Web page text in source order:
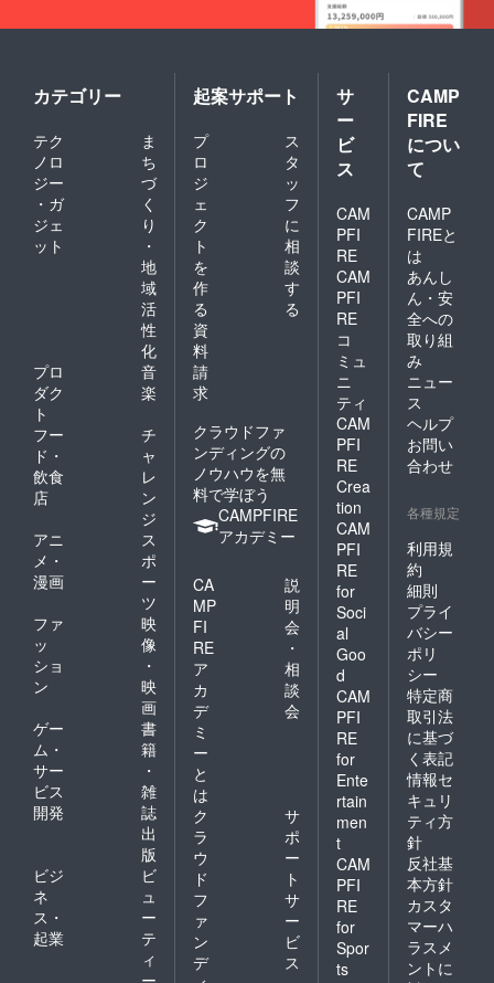
ホスト
ション
によっ
て、動
作条件
が異な
る場合
があり
レスに
す。 ・
CDブッ
クレッ
ト、及
び特別
サイト
にロゴ
ワコン
ピ3の
CD（8
曲入り
予定）
・ワコ
ンピ3の
ダウン
ロード
カード
（8曲入
り予
定） ・
レアト
ラック
R（3曲
定） ・
待ち受
け画像
・活動
報告ブ
ログ招
カテゴリー
テク
ノロ
ジー
・ガ
ジェ
ット
ま
ち
づ
く
り
・
地
域
活
性
化
プロ
ダク
ト
音
楽
フー
ド・
飲食
店
チ
ャ
レ
ン
ジ
アニ
メ・
漫画
ス
ポ
ー
ツ
ファ
ッ
ショ
ン
映
像
・
映
画
ゲー
ム・
サー
ビス
開発
書
籍
・
雑
誌
出
版
ビジ
ネ
ス・
起業
ビ
ュ
ー
テ
ィ
起案サポート
プ
ロ
ジ
ェ
ク
ト
を
作
る
ス
タ
ッ
フ
に
相
談
す
る
資
料
請
求
クラウドファ
ンディングの
ノウハウを無
料で学ぼう
CAMPFIRE
アカデミー
CA
MP
FI
RE
ア
カ
デ
ミ
ー
と
は
説
明
会
・
相
談
会
ク
ラ
ウ
ド
フ
ァ
ン
デ
サ
ポ
ー
ト
サ
ー
ビ
ス
サ
ー
ビ
ス
CAM
PFI
RE
CAM
PFI
RE
コ
ミュ
ニ
ティ
CAM
PFI
RE
Crea
tion
CAM
PFI
RE
for
Soci
al
Goo
d
CAM
PFI
RE
for
Ente
rtain
men
t
CAM
PFI
RE
for
Spor
ts
CAMP
FIRE
につい
て
CAMP
FIREと
は
あんし
ん・安
全への
取り組
み
ニュー
ス
ヘルプ
お問い
合わせ
各種規定
利用規
約
細則
プライ
バシー
ポリ
シー
特定商
取引法
に基づ
く表記
情報セ
キュリ
ティ方
針
反社基
本方針
カスタ
マーハ
ラスメ
ントに